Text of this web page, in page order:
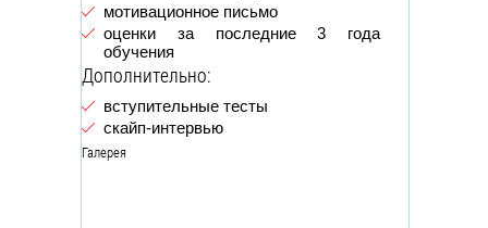
мотивационное письмо
оценки за последние 3 года
обучения
Дополнительно:
вступительные тесты
скайп-интервью
Галерея